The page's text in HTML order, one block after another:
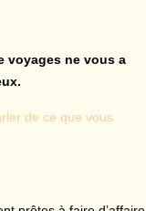
voyages ne vous a
de ce que vous